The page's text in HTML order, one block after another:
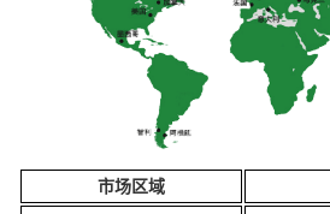
市场区域